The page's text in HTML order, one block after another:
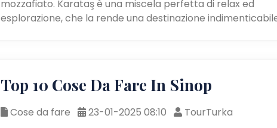
mozzafiato. Karataş è una miscela perfetta di relax ed
esplorazione, che la rende una destinazione
Top 10 Cose Da Fare In Sinop
Cose da fare 23-01-2025 08:10
TourTurka